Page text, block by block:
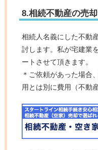
8.相続不動産の売
相続人名義にした不動
討します。私が宅建業
ートさせて頂きます。
＊ご依頼があった場合
用とは別に費用（不動